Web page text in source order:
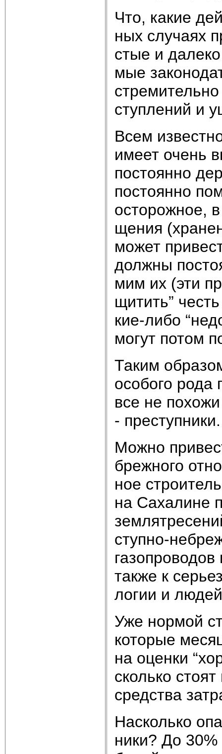
Что, ка­кие
ных слу­ча­ях
стые и
мые
сту­п­ле­ний и
Всем
име­ет очень
по­сто­ян­но
по­сто­ян­но
ос­то­рож­ное,
ще­ния
мо­жет
долж­ны
мим их (эти
щи­тить”
кие-ли­бо
мо­гут по­том
Та­ким
осо­бо­го ро­да
все не
- пре­ступ­ни­ки.
Мож­но
бреж­но­го
ное
на Са­ха­ли­не
ступ­но-
так­же к
ло­гии и
Уже нор­мой
ко­то­рые
на оцен­ки
сколь­ко
сред­ст­ва
На­сколь­ко
ни­ки? До